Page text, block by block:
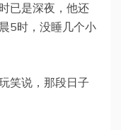
已是深夜，他还
5时，没睡几个小
笑说，那段日子